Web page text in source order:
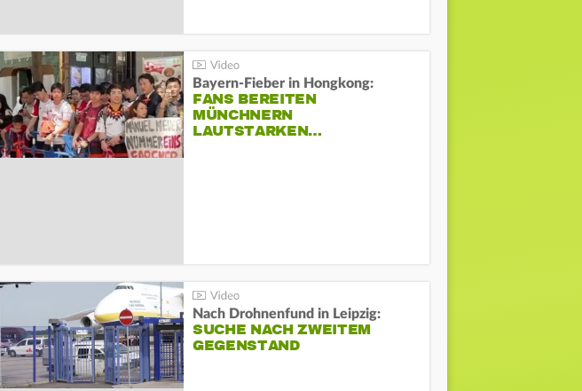
Bayern-Fieber in Hongkong:
FANS BEREITEN
MÜNCHNERN
LAUTSTARKEN…
Nach Drohnenfund in Leipzig:
SUCHE NACH ZWEITEM
GEGENSTAND